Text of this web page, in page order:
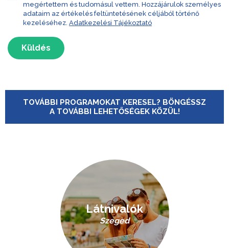
megértettem és tudomásul vettem. Hozzájárulok személyes
adataim az értékelés feltüntetésének céljából történő
kezeléséhez. Adatkezelési Tájékoztató
Küldés
TOVÁBBI PROGRAMOKAT KERESEL? BÖNGÉSSZ
A TOVÁBBI LEHETŐSÉGEK KÖZÜL!
Látnivalók
Szeged